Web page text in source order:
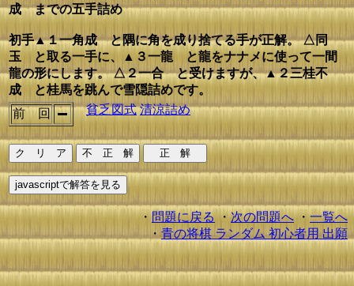
成 までの五手詰め
初手▲１一角成 と隅に角を成り捨てる手が正解。 △同
玉 と取る一手に、▲３一龍 と龍をナナメに使って一間
龍の形にします。 △２一合 と受けますが、▲２三桂不
成 と桂馬を跳んで雪隠詰めです。
前 回
貧乏図式 清涼詰め
・問題に戻る・次の問題へ・一覧へ
・ 青の将棋 ランダム 初心者用 出願